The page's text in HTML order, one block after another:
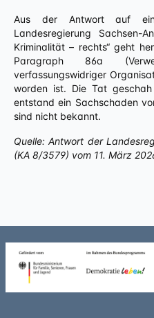
Aus der Antwort auf eine kleine Anfrage an die
Landesregierung Sachsen-
Kriminalität – rechts“ geht
Paragraph 86a
verfassungswidriger
worden ist. Die Tat
entstand ein Sachschaden
sind nicht bekannt.
Quelle: Antwort der
(KA 8/3579) vom 11. März